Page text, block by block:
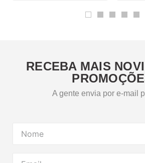
RECEBA MAIS
A gente envia por e-mail